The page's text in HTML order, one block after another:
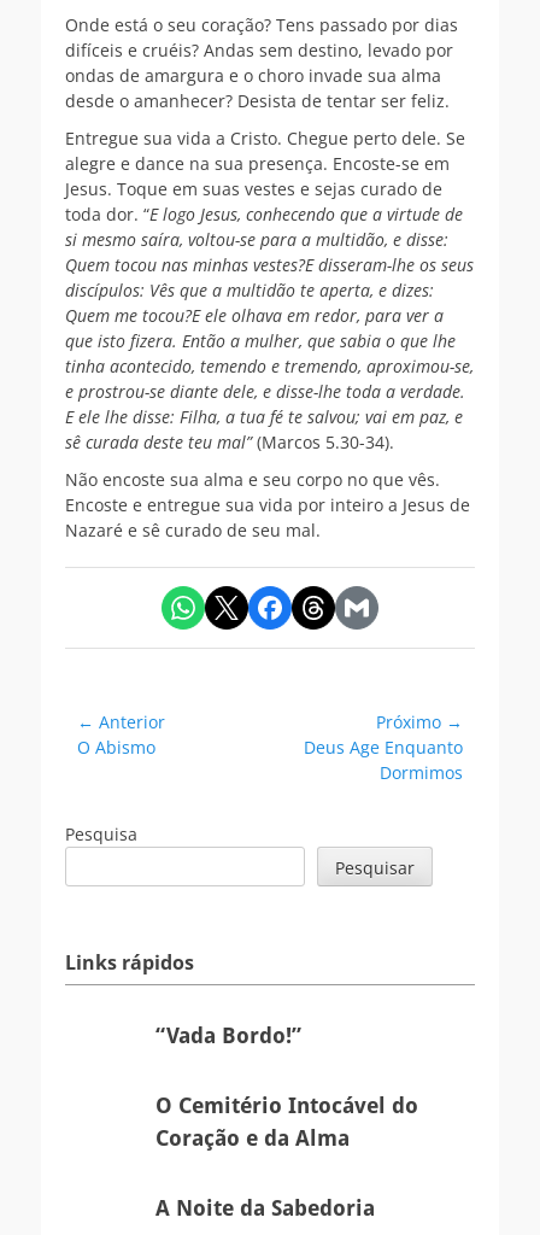
Onde está o seu coração? Tens passado por dias
difíceis e cruéis? Andas sem destino, levado por
ondas de amargura e o choro invade sua alma
desde o amanhecer? Desista de tentar ser feliz.
Entregue sua vida a Cristo. Chegue perto dele. Se
alegre e dance na sua presença. Encoste-se em
Jesus. Toque em suas vestes e sejas curado de
toda dor. “E logo Jesus, conhecendo que a virtude de
si mesmo saíra, voltou-se para a multidão, e disse:
Quem tocou nas minhas vestes?E disseram-lhe os seus
discípulos: Vês que a multidão te aperta, e dizes:
Quem me tocou?E ele olhava em redor, para ver a
que isto fizera. Então a mulher, que sabia o que lhe
tinha acontecido, temendo e tremendo, aproximou-se,
e prostrou-se diante dele, e disse-lhe toda a verdade.
E ele lhe disse: Filha, a tua fé te salvou; vai em paz, e
sê curada deste teu mal”(Marcos 5.30-34).
Não encoste sua alma e seu corpo no que vês.
Encoste e entregue sua vida por inteiro a Jesus de
Nazaré e sê curado de seu mal.
Navegação
de
← Anterior
Postagem
O Abismo
Próximo →
PróximaDeus Age Enquanto
Dormimos
Pesquisa
Pesquisar
Links rápidos
“Vada Bordo!”
O Cemitério Intocável do
Coração e da Alma
A Noite da Sabedoria